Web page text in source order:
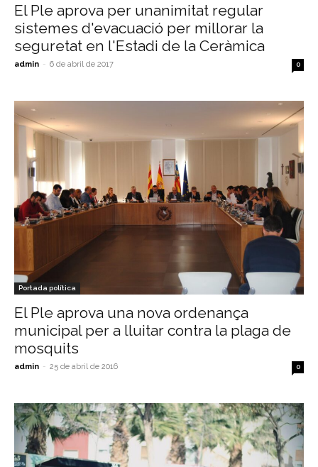
El Ple aprova per unanimitat regular
sistemes d'evacuació per millorar la
seguretat en l'Estadi de la Ceràmica
admin - 6 de abril de 2017 0
Portada política
El Ple aprova una nova ordenança
municipal per a lluitar contra la plaga de
mosquits
admin - 25 de abril de 2016 0